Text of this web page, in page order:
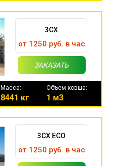
3CX
от 1250 руб. в час
ЗАКАЗАТЬ
Масса:
8441 кг
Объем ковша:
1 м3
3CX ECO
от 1250 руб. в час